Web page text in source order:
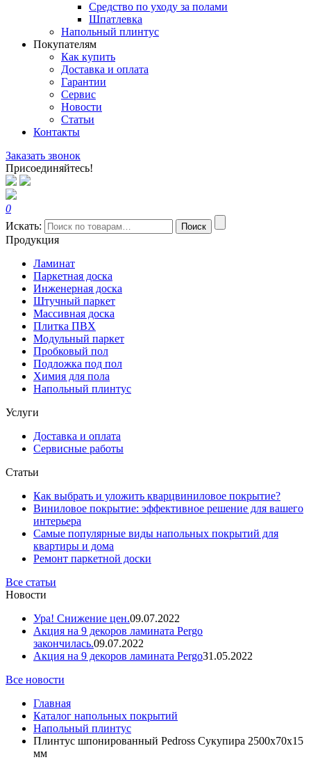
Средство по уходу за полами
Шпатлевка
Напольный плинтус
Покупателям
Как купить
Доставка и оплата
Гарантии
Сервис
Новости
Статьи
Контакты
Заказать звонок
Присоединяйтесь!
0
Искать:
Поиск
Продукция
Ламинат
Паркетная доска
Инженерная доска
Штучный паркет
Массивная доска
Плитка ПВХ
Модульный паркет
Пробковый пол
Подложка под пол
Химия для пола
Напольный плинтус
Услуги
Доставка и оплата
Сервисные работы
Статьи
Как выбрать и уложить кварцвиниловое покрытие?
Виниловое покрытие: эффективное решение для вашего
интерьера
Самые популярные виды напольных покрытий для
квартиры и дома
Ремонт паркетной доски
Все статьи
Новости
Ура! Снижение цен.09.07.2022
Акция на 9 декоров ламината Pergo
закончилась.09.07.2022
Акция на 9 декоров ламината Pergo31.05.2022
Все новости
Главная
Каталог напольных покрытий
Напольный плинтус
Плинтус шпонированный Pedross Сукупира 2500х70х15
мм